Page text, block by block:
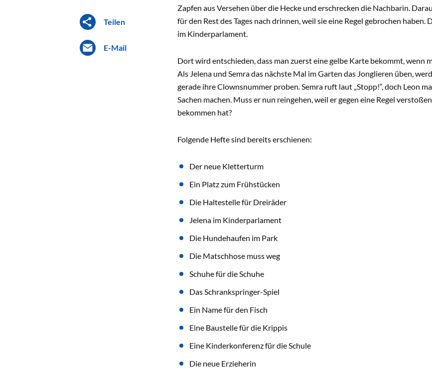
Teilen
E-Mail
Zapfen aus Versehen über die Hecke und erschrecken die Nachbarin.
für den Rest des Tages nach drinnen, weil sie eine Regel gebrochen
im Kinderparlament.
Dort wird entschieden, dass man zuerst eine gelbe Karte bekommt, wenn
Als Jelena und Semra das nächste Mal im Garten das Jonglieren üben,
gerade ihre Clownsnummer proben. Semra ruft laut „Stopp!“, doch Leon
Sachen machen. Muss er nun reingehen, weil er gegen eine Regel
bekommen hat?
Folgende Hefte sind bereits erschienen:
Der neue Kletterturm
Ein Platz zum Frühstücken
Die Haltestelle für Dreiräder
Jelena im Kinderparlament
Die Hundehaufen im Park
Die Matschhose muss weg
Schuhe für die Schuhe
Das Schrankspringer-Spiel
Ein Name für den Fisch
Eine Baustelle für die Krippis
Eine Kinderkonferenz für die Schule
Die neue Erzieherin